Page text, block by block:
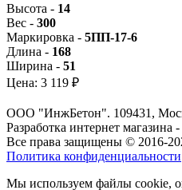
Высота - 14
Вес - 300
Маркировка - 5ПП-17-6
Длина - 168
Ширина - 51
Цена: 3 119 ₽
ООО "ИнжБетон". 109431,
Разработка интернет магазина
Все права защищены © 2016-
Политика конфиденциальности
Мы используем файлы cookie,